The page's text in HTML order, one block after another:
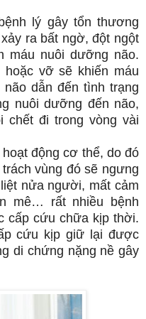
lý gây tổn thương
ra bất ngờ, đột ngột
máu nuôi dưỡng não.
hoặc vỡ sẽ khiến máu
dẫn đến tình trạng
nuôi dưỡng đến não,
chết đi trong vòng vài
động cơ thể, do đó
vùng đó sẽ ngưng
nửa người, mất cảm
mê… rất nhiều bệnh
cấp cứu chữa kịp thời.
cứu kịp giữ lại được
di chứng nặng nề gây